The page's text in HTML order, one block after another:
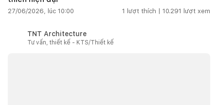
27/06/2026, lúc 10:00 1 lượt thích | 10.291 lượt xem
TNT Architecture
Tư vấn, thiết kế - KTS/Thiết kế